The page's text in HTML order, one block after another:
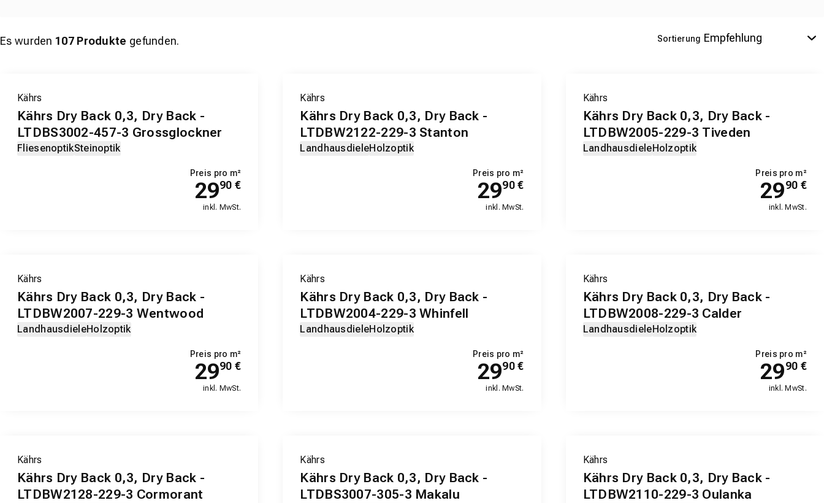
Es wurden 107Produkte gefunden. Sortierung
Kährs
Kährs Dry Back 0,3, Dry Back -
LTDBS3002-457-3 Grossglockner
FliesenoptikSteinoptik
Preis pro m²
2990 €
inkl. MwSt.
Kährs
Kährs Dry Back 0,3, Dry Back -
LTDBW2122-229-3 Stanton
LandhausdieleHolzoptik
Preis pro m²
2990€
inkl. MwSt.
Kährs
Kährs Dry Back 0,3, Dry Back -
LTDBW2005-229-3 Tiveden
LandhausdieleHolzoptik
Preis pro m²
2990 €
inkl. MwSt.
Kährs
Kährs Dry Back 0,3, Dry Back -
LTDBW2007-229-3 Wentwood
LandhausdieleHolzoptik
Preis pro m²
2990 €
inkl. MwSt.
Kährs
Kährs Dry Back 0,3, Dry Back -
LTDBW2004-229-3 Whinfell
LandhausdieleHolzoptik
Preis pro m²
2990€
inkl. MwSt.
Kährs
Kährs Dry Back 0,3, Dry Back -
LTDBW2008-229-3 Calder
LandhausdieleHolzoptik
Preis pro m²
2990 €
inkl. MwSt.
Kährs
Kährs Dry Back 0,3, Dry Back -
LTDBW2128-229-3 Cormorant
Kährs
Kährs Dry Back 0,3, Dry Back -
LTDBS3007-305-3 Makalu
Kährs
Kährs Dry Back 0,3, Dry Back -
LTDBW2110-229-3 Oulanka